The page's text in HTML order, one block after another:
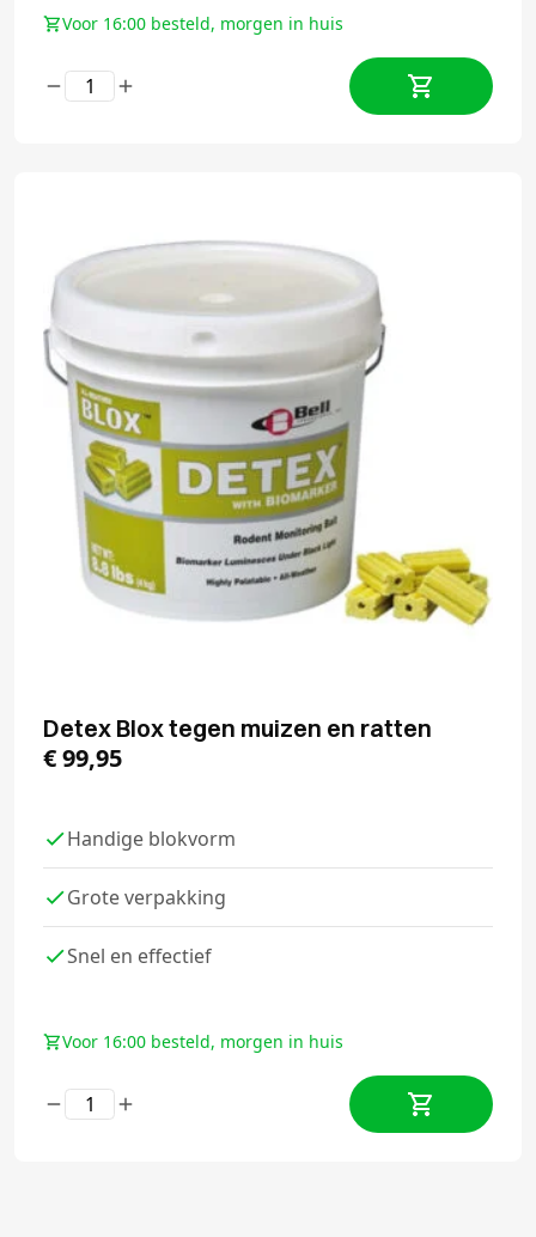
Voor 16:00 besteld, morgen in huis
Detex Blox tegen muizen en ratten
€99,95
Handige blokvorm
Grote verpakking
Snel en effectief
Voor 16:00 besteld, morgen in huis